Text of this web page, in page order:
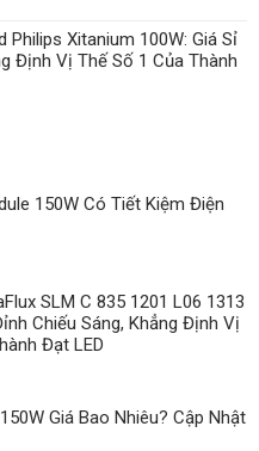
Nhiêu?
Cập
Nhật
Philips Xitanium 100W: Giá Sỉ
Định Vị Thế Số 1 Của Thành
150W Có Tiết Kiệm Điện
SLM C 835 1201 L06 1313
Chiếu Sáng, Khẳng Định Vị
Đạt LED
Giá Bao Nhiêu? Cập Nhật